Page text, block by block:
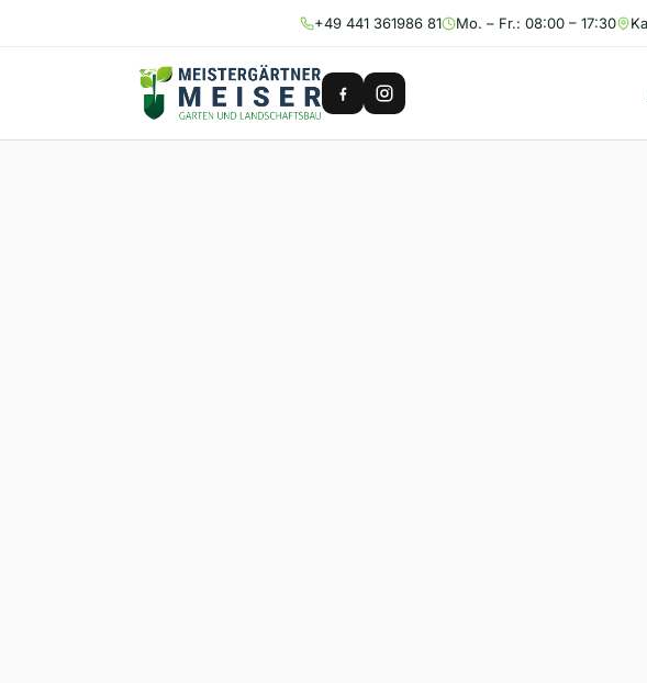
+49 441 361986 81 Mo. – Fr.: 08:00 – 17:30